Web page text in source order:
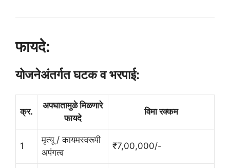
फायदे:
योजनेअंतर्गत घटक व भरपाई:
क्र.
अपघातामुळे मिळणारे
फायदे
विमा रक्कम
1
मृत्यू / कायमस्वरूपी
अपंगत्व
₹7,00,000/-